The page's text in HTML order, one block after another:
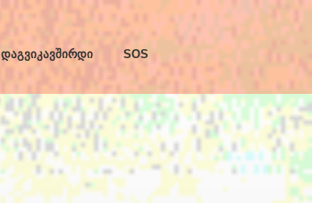
დაგვიკავშირდი SOS